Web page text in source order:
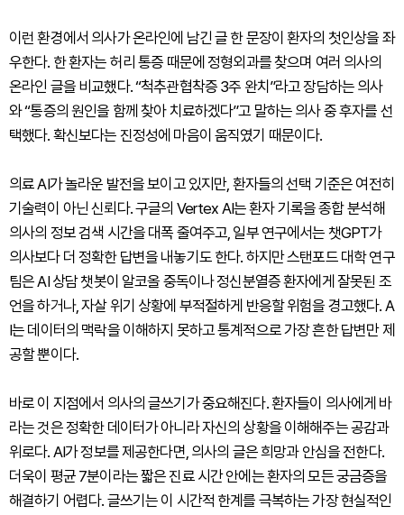
이런 환경에서 의사가 온라인에 남긴 글 한 문장이 환자의 첫인상을 좌
우한다. 한 환자는 허리 통증 때문에 정형외과를 찾으며 여러 의사의
온라인 글을 비교했다. “척추관협착증 3주 완치”라고 장담하는 의사
와 “통증의 원인을 함께 찾아 치료하겠다”고 말하는 의사 중 후자를 선
택했다. 확신보다는 진정성에 마음이 움직였기 때문이다.
의료 AI가 놀라운 발전을 보이고 있지만, 환자들의 선택 기준은 여전히
기술력이 아닌 신뢰다. 구글의 Vertex AI는 환자 기록을 종합 분석해
의사의 정보 검색 시간을 대폭 줄여주고, 일부 연구에서는 챗GPT가
의사보다 더 정확한 답변을 내놓기도 한다. 하지만 스탠포드 대학 연구
팀은 AI 상담 챗봇이 알코올 중독이나 정신분열증 환자에게 잘못된 조
언을 하거나, 자살 위기 상황에 부적절하게 반응할 위험을 경고했다. A
I는 데이터의 맥락을 이해하지 못하고 통계적으로 가장 흔한 답변만 제
공할 뿐이다.
바로 이 지점에서 의사의 글쓰기가 중요해진다. 환자들이 의사에게 바
라는 것은 정확한 데이터가 아니라 자신의 상황을 이해해주는 공감과
위로다. AI가 정보를 제공한다면, 의사의 글은 희망과 안심을 전한다.
더욱이 평균 7분이라는 짧은 진료 시간 안에는 환자의 모든 궁금증을
해결하기 어렵다. 글쓰기는 이 시간적 한계를 극복하는 가장 현실적인